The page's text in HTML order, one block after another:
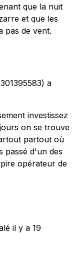
que la nuit
et que les
pas de vent.
a
investissez
on se trouve
partout où
passé d'un des
opérateur de
il y a 19